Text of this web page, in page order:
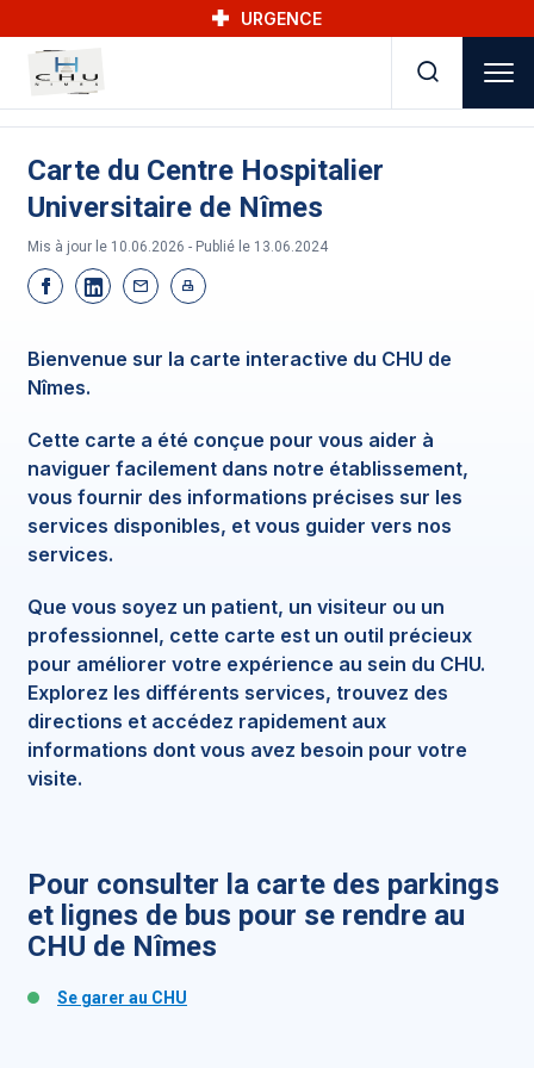
URGENCE
Carte du Centre Hospitalier
Universitaire de Nîmes
Mis à jour le 10.06.2026 - Publié le 13.06.2024
Bienvenue sur la carte interactive du CHU de
Nîmes.
Cette carte a été conçue pour vous aider à
naviguer facilement dans notre établissement,
vous fournir des informations précises sur les
services disponibles, et vous guider vers nos
services.
Que vous soyez un patient, un visiteur ou un
professionnel, cette carte est un outil précieux
pour améliorer votre expérience au sein du CHU.
Explorez les différents services, trouvez des
directions et accédez rapidement aux
informations dont vous avez besoin pour votre
visite.
Pour consulter la carte des parkings
et lignes de bus pour se rendre au
CHU de Nîmes
Se garer au CHU